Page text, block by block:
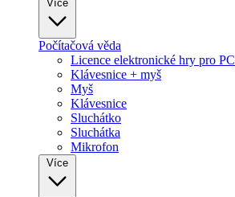
Počítačová věda
Licence elektronické hry pro PC
Klávesnice + myš
Myš
Klávesnice
Sluchátko
Sluchátka
Mikrofon